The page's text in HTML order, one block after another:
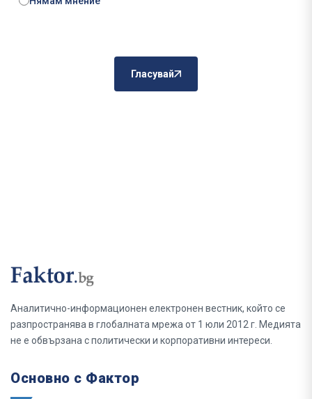
Гласувай
Аналитично-информационен електронен вестник, който се
разпространява в глобалната мрежа от 1 юли 2012 г. Медията
не е обвързана с политически и корпоративни интереси.
Основно с Фактор